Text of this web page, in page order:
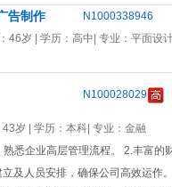
告制作
N1000338946
46岁 | 学历：高中| 专业： 平面设
N100028029
43岁 | 学历：本科| 专业： 金融
悉企业高层管理流程。 2.丰富
及人员安排，确保公司高效运